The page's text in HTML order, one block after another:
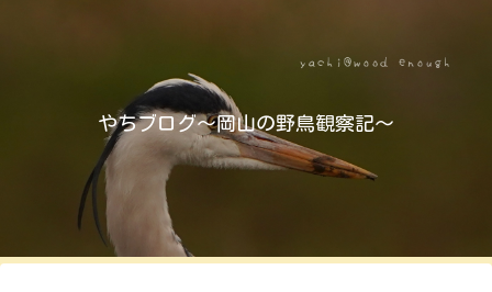
やちブログ～岡山の野鳥観察記～